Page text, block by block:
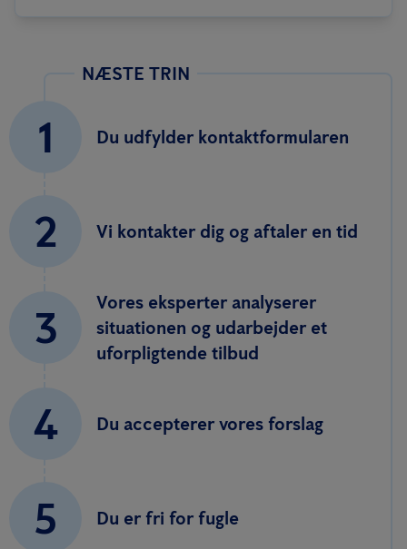
NÆSTE TRIN
1 Du udfylder kontaktformularen
2 Vi kontakter dig og aftaler en tid
3
Vores eksperter analyserer
situationen og udarbejder et
uforpligtende tilbud
4 Du accepterer vores forslag
5 Du er fri for fugle